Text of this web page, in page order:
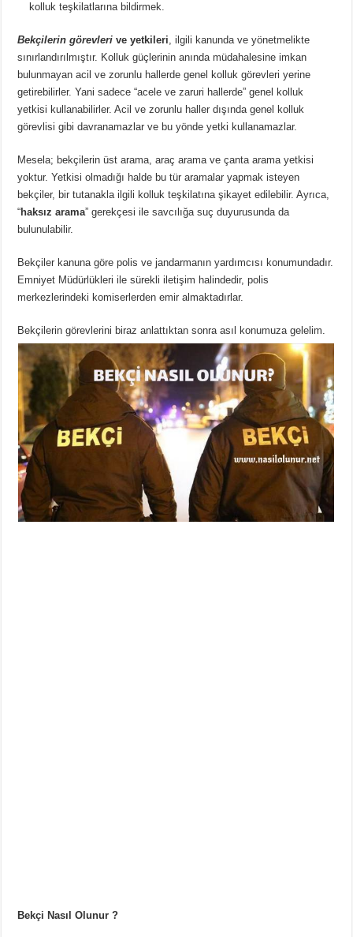
kolluk teşkilatlarına bildirmek.
Bekçilerin görevleri ve yetkileri, ilgili kanunda ve yönetmelikte
sınırlandırılmıştır. Kolluk güçlerinin anında müdahalesine imkan
bulunmayan acil ve zorunlu hallerde genel kolluk görevleri yerine
getirebilirler. Yani sadece “acele ve zaruri hallerde” genel kolluk
yetkisi kullanabilirler. Acil ve zorunlu haller dışında genel kolluk
görevlisi gibi davranamazlar ve bu yönde yetki kullanamazlar.
Mesela; bekçilerin üst arama, araç arama ve çanta arama yetkisi
yoktur. Yetkisi olmadığı halde bu tür aramalar yapmak isteyen
bekçiler, bir tutanakla ilgili kolluk teşkilatına şikayet edilebilir. Ayrıca,
“haksız arama” gerekçesi ile savcılığa suç duyurusunda da
bulunulabilir.
Bekçiler kanuna göre polis ve jandarmanın yardımcısı konumundadır.
Emniyet Müdürlükleri ile sürekli iletişim halindedir, polis
merkezlerindeki komiserlerden emir almaktadırlar.
Bekçilerin görevlerini biraz anlattıktan sonra asıl konumuza gelelim.
Bekçi Nasıl Olunur ?